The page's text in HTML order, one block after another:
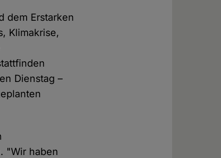
dem Erstarken
Klimakrise,
Dienstag –
"Wir haben